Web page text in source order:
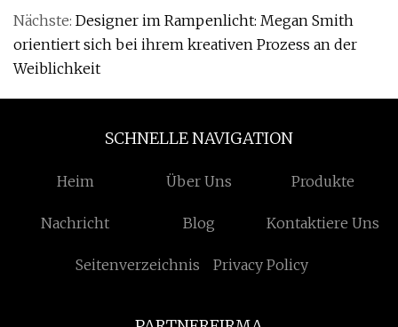
Nächste: Designer im Rampenlicht: Megan Smith
orientiert sich bei ihrem kreativen Prozess an der
Weiblichkeit
SCHNELLE NAVIGATION
Heim Über Uns Produkte
Nachricht Blog Kontaktiere Uns
Seitenverzeichnis Privacy Policy